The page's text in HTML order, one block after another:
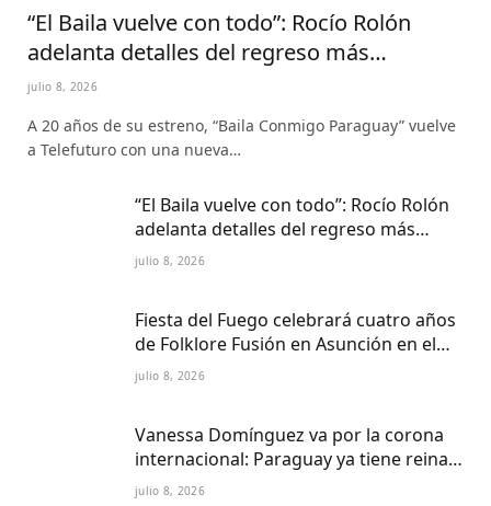
“El Baila vuelve con todo”: Rocío Rolón
adelanta detalles del regreso más
esperado de la televisión paraguaya
julio 8, 2026
A 20 años de su estreno, “Baila Conmigo Paraguay” vuelve
a Telefuturo con una nueva…
“El Baila vuelve con todo”: Rocío Rolón
adelanta detalles del regreso más
esperado de la televisión paraguaya
julio 8, 2026
Fiesta del Fuego celebrará cuatro años
de Folklore Fusión en Asunción en el
Centro Cultural del Puerto
julio 8, 2026
Vanessa Domínguez va por la corona
internacional: Paraguay ya tiene reina
Petite 2027
julio 8, 2026